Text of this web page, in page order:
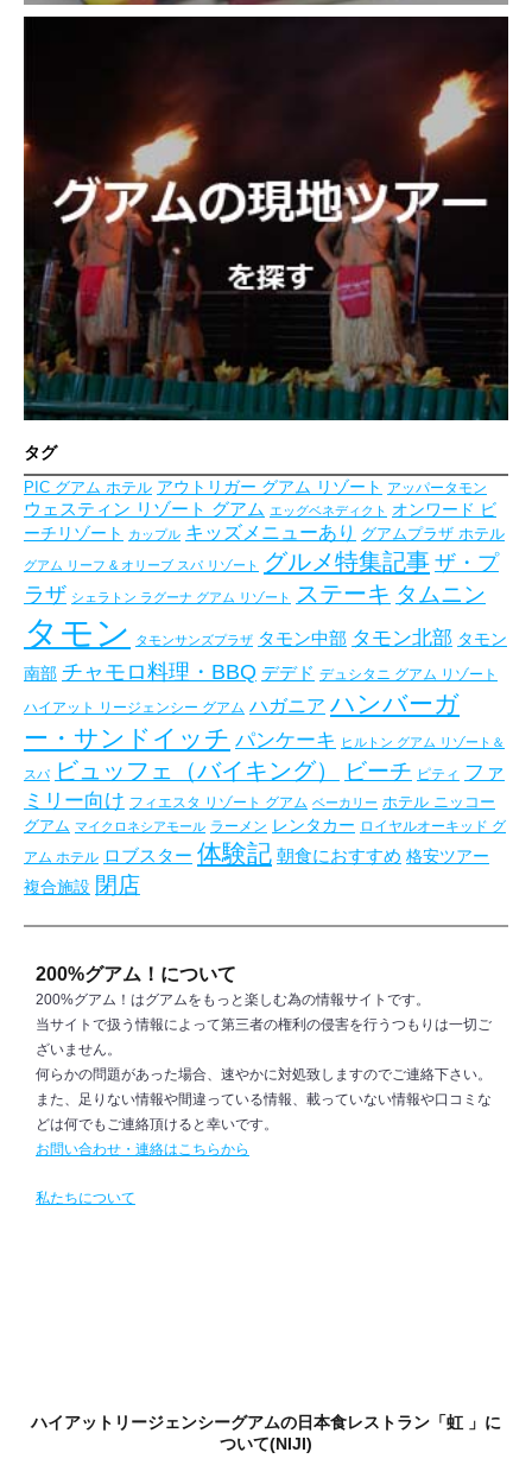
タグ
PIC グアム ホテル アウトリガー グアム リゾート アッパータモン
ウェスティン リゾート グアム エッグベネディクト オンワード ビ
ーチリゾート
カップル キッズメニューあり グアムプラザ ホテル
グアム リーフ & オリーブ スパ リゾート グルメ特集記事 ザ・プ
ラザ シェラトン ラグーナ グアム リゾート ステーキ タムニン
タモン タモンサンズプラザ タモン中部 タモン北部 タモン
南部 チャモロ料理・BBQ デデド デュシタニ グアム リゾート
ハイアット リージェンシー グアム ハガニア ハンバーガ
ー・サンドイッチ パンケーキ ヒルトン グアム リゾート＆
スパ ビュッフェ（バイキング） ビーチ ピティ ファ
ミリー向け フィエスタ リゾート グアム ベーカリー ホテル ニッコー
グアム マイクロネシアモール ラーメン レンタカー ロイヤルオーキッド グ
アム ホテル ロブスター 体験記 朝食におすすめ 格安ツアー
複合施設 閉店
200%グアム！について
200%グアム！はグアムをもっと楽しむ為の情報サイトです。
当サイトで扱う情報によって第三者の権利の侵害を行うつもりは一切ご
ざいません。
何らかの問題があった場合、速やかに対処致しますのでご連絡下さい。
また、足りない情報や間違っている情報、載っていない情報や口コミな
どは何でもご連絡頂けると幸いです。
お問い合わせ・連絡はこちらから
私たちについて
ハイアットリージェンシーグアムの日本食レストラン「虹 」に
ついて(NIJI)